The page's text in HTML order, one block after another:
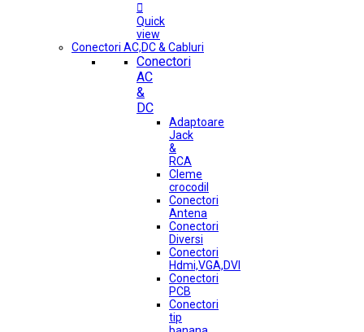

Quick
view
Conectori AC,DC & Cabluri
Conectori
AC
&
DC
Adaptoare
Jack
&
RCA
Cleme
crocodil
Conectori
Antena
Conectori
Diversi
Conectori
Hdmi,VGA,DVI
Conectori
PCB
Conectori
tip